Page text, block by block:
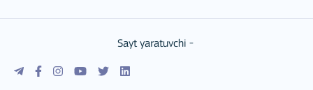
Sayt yaratuvchi -